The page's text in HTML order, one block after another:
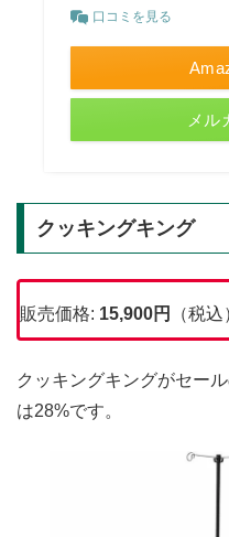
口コミを見る
メル
クッキングキング
販売価格: 15,900円 （税込
クッキングキングがセー
は28%です。